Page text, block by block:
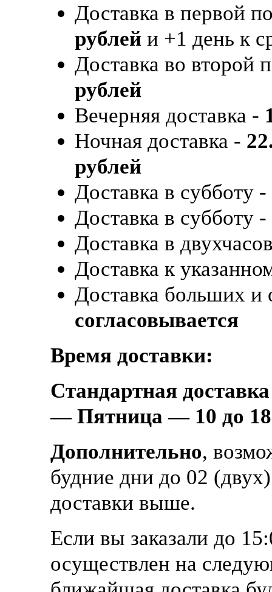
Доставка в первой
рублей и +1 день к
Доставка во второй
рублей
Вечерняя доставка -
Ночная доставка -
рублей
Доставка в субботу -
Доставка в субботу -
Доставка в
Доставка к
Доставка больших
согласовывается
Время доставки:
Стандартная
— Пятница — 10 до
Дополнительно,
будние дни до 02
доставки выше.
Если вы заказали до
осуществлен на